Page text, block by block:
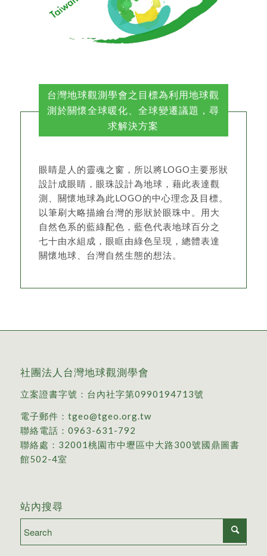
台灣地球觀測學會之目標為利用地球觀
測於關懷全球暖化、全球變遷議題，尋
求解決方案
眼睛是人的靈魂之窗，所以將LOGO主要形狀
設計成眼睛，眼珠設計為地球，藉此表達觀
測、關懷地球為此LOGO的中心理念及目標。
以筆刷大略描繪台灣的形狀於眼珠中。用大
自然色系的藍綠配色，藍色代表地球百分之
七十由水組成，眼眶由綠色呈現，總體表達
關懷地球、台灣自然生態的想法。
社團法人台灣地球觀測學會
立案證書字號：台內社字第0990194713號
電子郵件： tgeo@tgeo.org.tw
聯絡電話： 0963-631-792
聯絡處： 32001桃園市中壢區中大路300號國鼎圖書
館502-4室
站內搜尋